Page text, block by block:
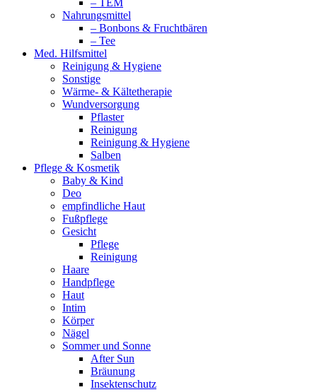
Nahrungsmittel
– Bonbons & Fruchtbären
– Tee
Med. Hilfsmittel
Reinigung & Hygiene
Sonstige
Wärme- & Kältetherapie
Wundversorgung
Pflaster
Reinigung
Reinigung & Hygiene
Salben
Pflege & Kosmetik
Baby & Kind
Deo
empfindliche Haut
Fußpflege
Gesicht
Pflege
Reinigung
Haare
Handpflege
Haut
Intim
Körper
Nägel
Sommer und Sonne
After Sun
Bräunung
Insektenschutz